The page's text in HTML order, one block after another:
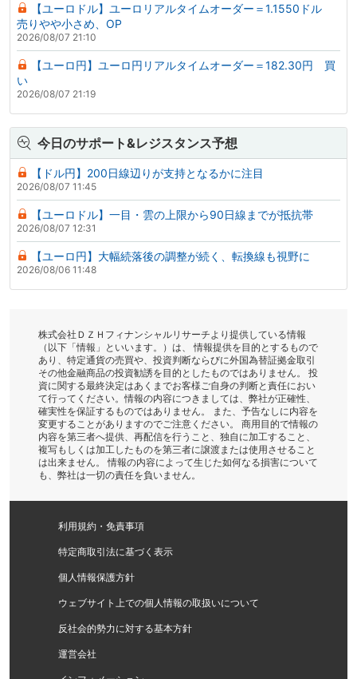
【ユーロドル】ユーロリアルタイムオーダー＝1.1550ドル
売りやや小さめ、OP
2026/08/07 21:10
【ユーロ円】ユーロ円リアルタイムオーダー＝182.30円 買
い
2026/08/07 21:19
今日のサポート&レジスタンス予想
【ドル円】200日線辺りが支持となるかに注目
2026/08/07 11:45
【ユーロドル】一目・雲の上限から90日線までが抵抗帯
2026/08/07 12:31
【ユーロ円】大幅続落後の調整が続く、転換線も視野に
2026/08/06 11:48
株式会社ＤＺＨフィナンシャルリサーチより提供している情報
（以下「情報」といいます。）は、 情報提供を目的とするもので
あり、特定通貨の売買や、投資判断ならびに外国為替証拠金取引
その他金融商品の投資勧誘を目的としたものではありません。 投
資に関する最終決定はあくまでお客様ご自身の判断と責任におい
て行ってください。情報の内容につきましては、弊社が正確性、
確実性を保証するものではありません。 また、予告なしに内容を
変更することがありますのでご注意ください。 商用目的で情報の
内容を第三者へ提供、再配信を行うこと、独自に加工すること、
複写もしくは加工したものを第三者に譲渡または使用させること
は出来ません。 情報の内容によって生じた如何なる損害について
も、弊社は一切の責任を負いません。
利用規約・免責事項
特定商取引法に基づく表示
個人情報保護方針
ウェブサイト上での個人情報の取扱いについて
反社会的勢力に対する基本方針
運営会社